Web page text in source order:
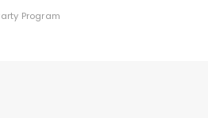
Program